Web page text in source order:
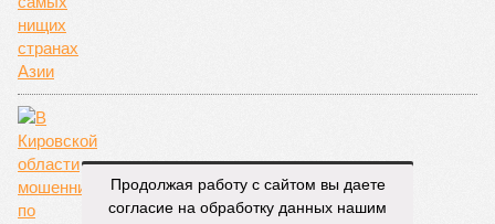
Продолжая работу с сайтом вы даете
согласие на обработку данных нашим